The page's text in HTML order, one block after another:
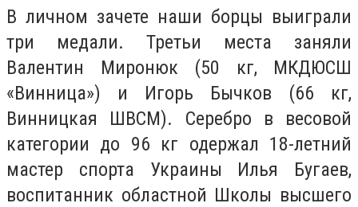
В личном зачете наши борцы выиграли
три медали. Третьи места заняли
Валентин Миронюк (50 кг, МКДЮСШ
«Винница») и Игорь Бычков (66 кг,
Винницкая ШВСМ). Серебро в весовой
категории до 96 кг одержал 18-летний
мастер спорта Украины Илья Бугаев,
воспитанник областной Школы высшего